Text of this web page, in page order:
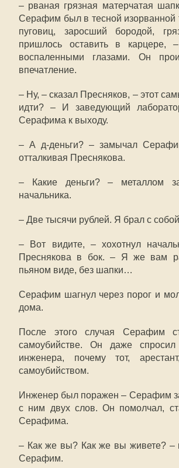
– рваная грязная матерчатая
Серафим был в тесной изорванной
пуговиц, заросший бородой,
пришлось оставить в карцере,
воспаленными глазами. Он
впечатление.
– Ну, – сказал Пресняков, – этот
идти? – И заведующий
Серафима к выходу.
– А д-деньги? – замычал
отталкивая Преснякова.
– Какие деньги? – металлом
начальника.
– Две тысячи рублей. Я брал с
– Вот видите, – хохотнул
Преснякова в бок. – Я же вам
пьяном виде, без шапки…
Серафим шагнул через порог и
дома.
После этого случая Серафим
самоубийстве. Он даже спросил
инженера, почему тот,
самоубийством.
Инженер был поражен – Серафим
с ним двух слов. Он помолчал,
Серафима.
– Как же вы? Как же вы живете? –
Серафим.